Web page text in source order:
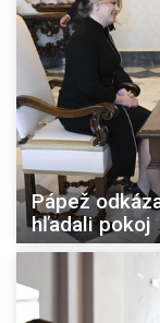
Pápež
hľadali pokoj